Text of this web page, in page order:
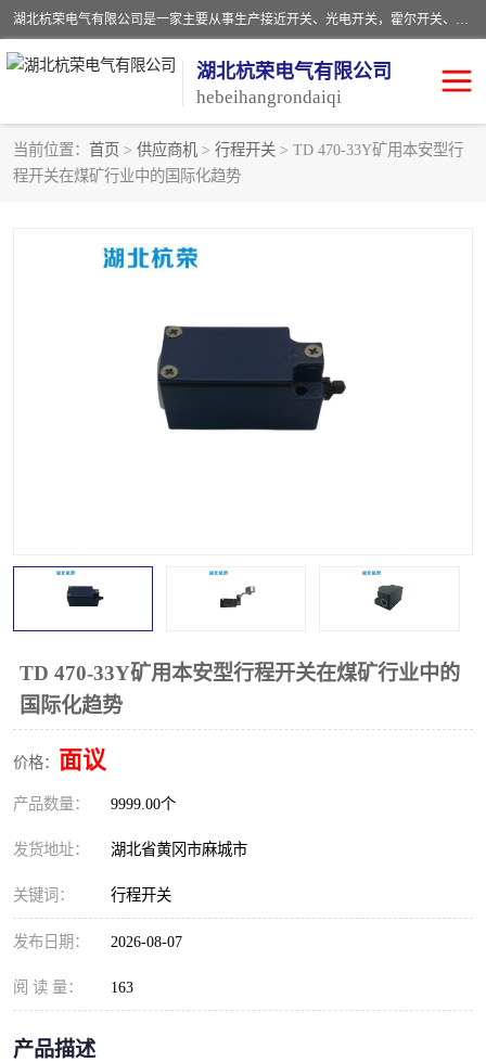
湖北杭荣电气有限公司是一家主要从事生产接近开关、光电开关，霍尔开关、两级跑偏开关、双向拉绳开关、速度监测器、皮带打滑开关、阻旋式料位开关、皮带纵向撕裂开关、溜槽堵塞开关、声光报警器、矿用磁性井筒开关等，主营行业：电气设备、仪器仪表制造, 高低压电器，成套电气设备，矿用防爆机电设备，皮带机综合保护系统，防爆电器，传感器，工矿配件，电器配件，自动化工业机器人的研发，制造，加工销售。
湖北杭荣电气有限公司
hebeihangrondaiqi
当前位置： 首页 > 供应商机 > 行程开关 > TD 470-33Y矿用本安型行
程开关在煤矿行业中的国际化趋势
TD 470-33Y矿用本安型行程开关在煤矿行业中的
国际化趋势
价格： 面议
产品数量： 9999.00个
发货地址： 湖北省黄冈市麻城市
关键词： 行程开关
发布日期： 2026-08-07
阅 读 量： 163
产品描述
阻旋料位开关
滑线指示灯
光电开关
溜槽堵塞检测开关
限位开关 速度检测器
速度传感器
微电脑超速开关